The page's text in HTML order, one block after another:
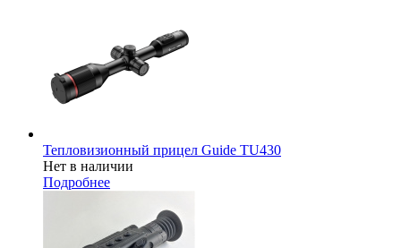
Тепловизионный прицел Guide TU430
Нет в наличии
Подробнее